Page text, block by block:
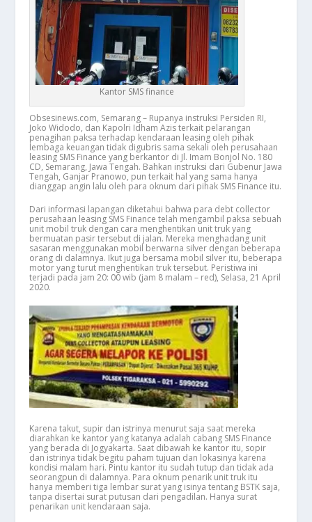
Kantor SMS finance
Obsesinews.com, Semarang – Rupanya instruksi Persiden RI,
Joko Widodo, dan Kapolri Idham Azis terkait pelarangan
penagihan paksa terhadap kendaraan leasing oleh pihak
lembaga keuangan tidak digubris sama sekali oleh perusahaan
leasing SMS Finance yang berkantor di Jl. Imam Bonjol No. 180
CD, Semarang, Jawa Tengah. Bahkan instruksi dari Gubenur Jawa
Tengah, Ganjar Pranowo, pun terkait hal yang sama hanya
dianggap angin lalu oleh para oknum dari pihak SMS Finance itu.
Dari informasi lapangan diketahui bahwa para debt collector
perusahaan leasing SMS Finance telah mengambil paksa sebuah
unit mobil truk dengan cara menghentikan unit truk yang
bermuatan pasir tersebut di jalan. Mereka menghadang unit
sasaran menggunakan mobil berwarna silver dengan beberapa
orang di dalamnya. Ikut juga bersama mobil silver itu, beberapa
motor yang turut menghentikan truk tersebut. Peristiwa ini
terjadi pada jam 20: 00 wib (jam 8 malam – red), Selasa, 21 April
2020.
Karena takut, supir dan istrinya menurut saja saat mereka
diarahkan ke kantor yang katanya adalah cabang SMS Finance
yang berada di Jogyakarta. Saat dibawah ke kantor itu, sopir
dan istrinya tidak begitu paham tujuan dan lokasinya karena
kondisi malam hari. Pintu kantor itu sudah tutup dan tidak ada
seorangpun di dalamnya. Para oknum penarik unit truk itu
hanya memberi tiga lembar surat yang isinya tentang BSTK saja,
tanpa disertai surat putusan dari pengadilan. Hanya surat
penarikan unit kendaraan saja.